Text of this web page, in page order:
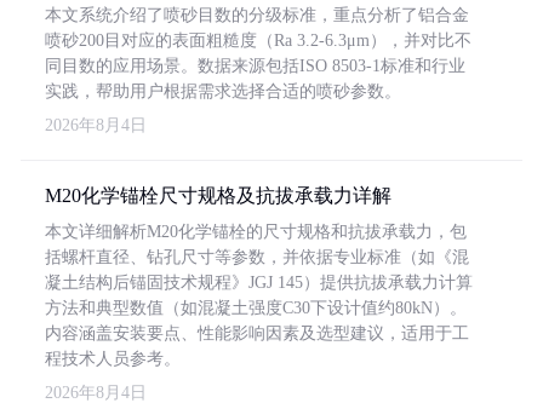
本文系统介绍了喷砂目数的分级标准，重点分析了铝合金
喷砂200目对应的表面粗糙度（Ra 3.2-6.3μm），并对比不
同目数的应用场景。数据来源包括ISO 8503-1标准和行业
实践，帮助用户根据需求选择合适的喷砂参数。
2026年8月4日
M20化学锚栓尺寸规格及抗拔承载力详解
本文详细解析M20化学锚栓的尺寸规格和抗拔承载力，包
括螺杆直径、钻孔尺寸等参数，并依据专业标准（如《混
凝土结构后锚固技术规程》JGJ 145）提供抗拔承载力计算
方法和典型数值（如混凝土强度C30下设计值约80kN）。
内容涵盖安装要点、性能影响因素及选型建议，适用于工
程技术人员参考。
2026年8月4日